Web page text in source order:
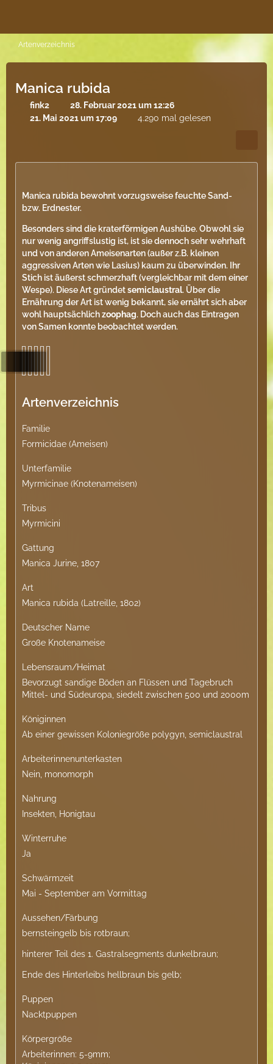
Artenverzeichnis
Manica rubida
fink2
28. Februar 2021 um 12:26
21. Mai 2021 um 17:09
4.290 mal gelesen
Manica rubida bewohnt vorzugsweise feuchte Sand-
bzw. Erdnester.
Besonders sind die kraterförmigen Aushübe. Obwohl sie
nur wenig angriffslustig ist, ist sie dennoch sehr wehrhaft
und von anderen Ameisenarten (außer z.B. kleinen
aggressiven Arten wie Lasius) kaum zu überwinden. Ihr
Stich ist äußerst schmerzhaft (vergleichbar mit dem einer
Wespe). Diese Art gründetsemiclaustral. Über die
Ernährung der Art ist wenig bekannt, sie ernährt sich aber
wohl hauptsächlichzoophag. Doch auch das Eintragen
von Samen konnte beobachtet werden.
Artenverzeichnis
Familie
Formicidae (Ameisen)
Unterfamilie
Myrmicinae (Knotenameisen)
Tribus
Myrmicini
Gattung
Manica Jurine, 1807
Art
Manica rubida (Latreille, 1802)
Deutscher Name
Große Knotenameise
Lebensraum/Heimat
Bevorzugt sandige Böden an Flüssen und Tagebruch
Mittel- und Südeuropa, siedelt zwischen 500 und 2000m
Königinnen
Ab einer gewissen Koloniegröße polygyn, semiclaustral
Arbeiterinnenunterkasten
Nein, monomorph
Nahrung
Insekten, Honigtau
Winterruhe
Ja
Schwärmzeit
Mai - September am Vormittag​
Aussehen/Färbung
bernsteingelb bis rotbraun;
hinterer Teil des 1. Gastralsegments dunkelbraun;
Ende des Hinterleibs hellbraun bis gelb;
Puppen
Nacktpuppen
Körpergröße
Arbeiterinnen: 5-9mm;